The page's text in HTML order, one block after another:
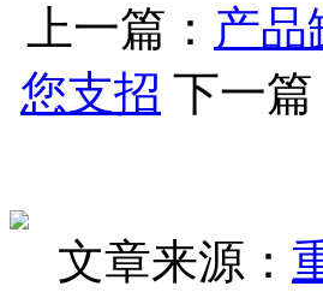
上一篇： 产品
您支招 下一篇
文章来源：